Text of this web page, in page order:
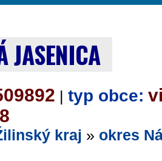
JASENICA
| typ obce:
kraj » okres